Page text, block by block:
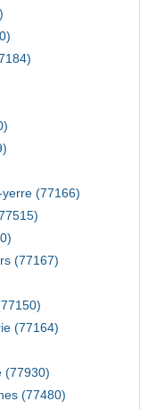
(77166)
(77167)
(77164)
(77930)
(77480)